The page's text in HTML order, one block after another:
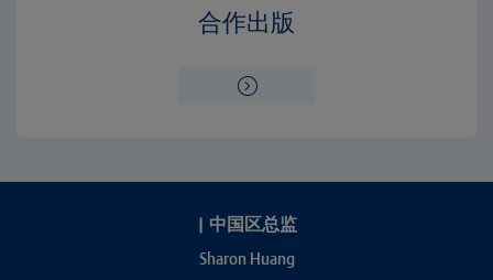
合作出版
| 中国区总监
Sharon Huang